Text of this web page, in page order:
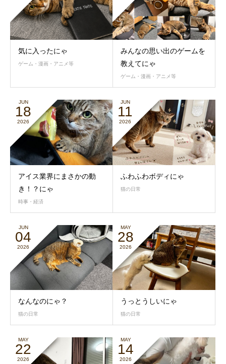
気に入ったにゃ
ゲーム・漫画・アニメ等
みんなの思い出のゲームを
教えてにゃ
ゲーム・漫画・アニメ等
JUN
18
2026
アイス業界にまさかの動
き！？にゃ
時事・経済
JUN
11
2026
ふわふわボディにゃ
猫の日常
JUN
04
2026
なんなのにゃ？
猫の日常
MAY
28
2026
うっとうしいにゃ
猫の日常
MAY
22
2026
MAY
14
2026